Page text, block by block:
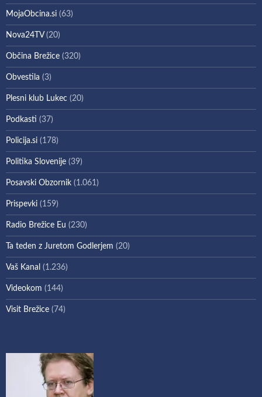
MojaObcina.si (63)
Nova24TV(20)
Občina Brežice (320)
Obvestila (3)
Plesni klub Lukec (20)
Podkasti (37)
Policija.si (178)
Politika Slovenije (39)
Posavski Obzornik (1.061)
Prispevki (159)
Radio Brežice Eu (230)
Ta teden z Juretom Godlerjem (20)
Vaš Kanal (1.236)
Videokom (144)
Visit Brežice (74)